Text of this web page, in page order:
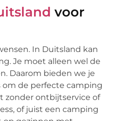
voor
In Duitsland kan
Je moet alleen wel de
Daarom bieden we je
de perfecte camping
zonder ontbijtservice of
of juist een camping